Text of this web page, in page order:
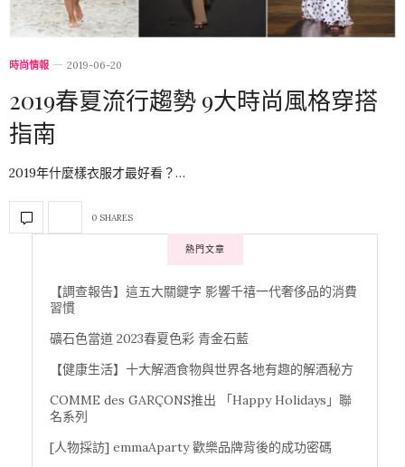
時尚情報 2019-06-20
2019春夏流行趨勢 9大時尚風格穿搭
指南
2019年什麼樣衣服才最好看？…
0 SHARES
熱門文章
【調查報告】這五大關鍵字 影響千禧一代奢侈品的消費
習慣
礦石色當道 2023春夏色彩 青金石藍
【健康生活】十大解酒食物與世界各地有趣的解酒秘方
COMME des GARÇONS推出 「Happy Holidays」聯
名系列
[人物採訪] emmaAparty 歡樂品牌背後的成功密碼